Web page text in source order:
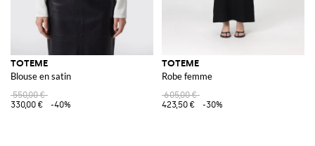
TOTEME
Blouse en satin
550,00 €
330,00 €
-40%
TOTEME
Robe femme
605,00 €
423,50 €
-30%